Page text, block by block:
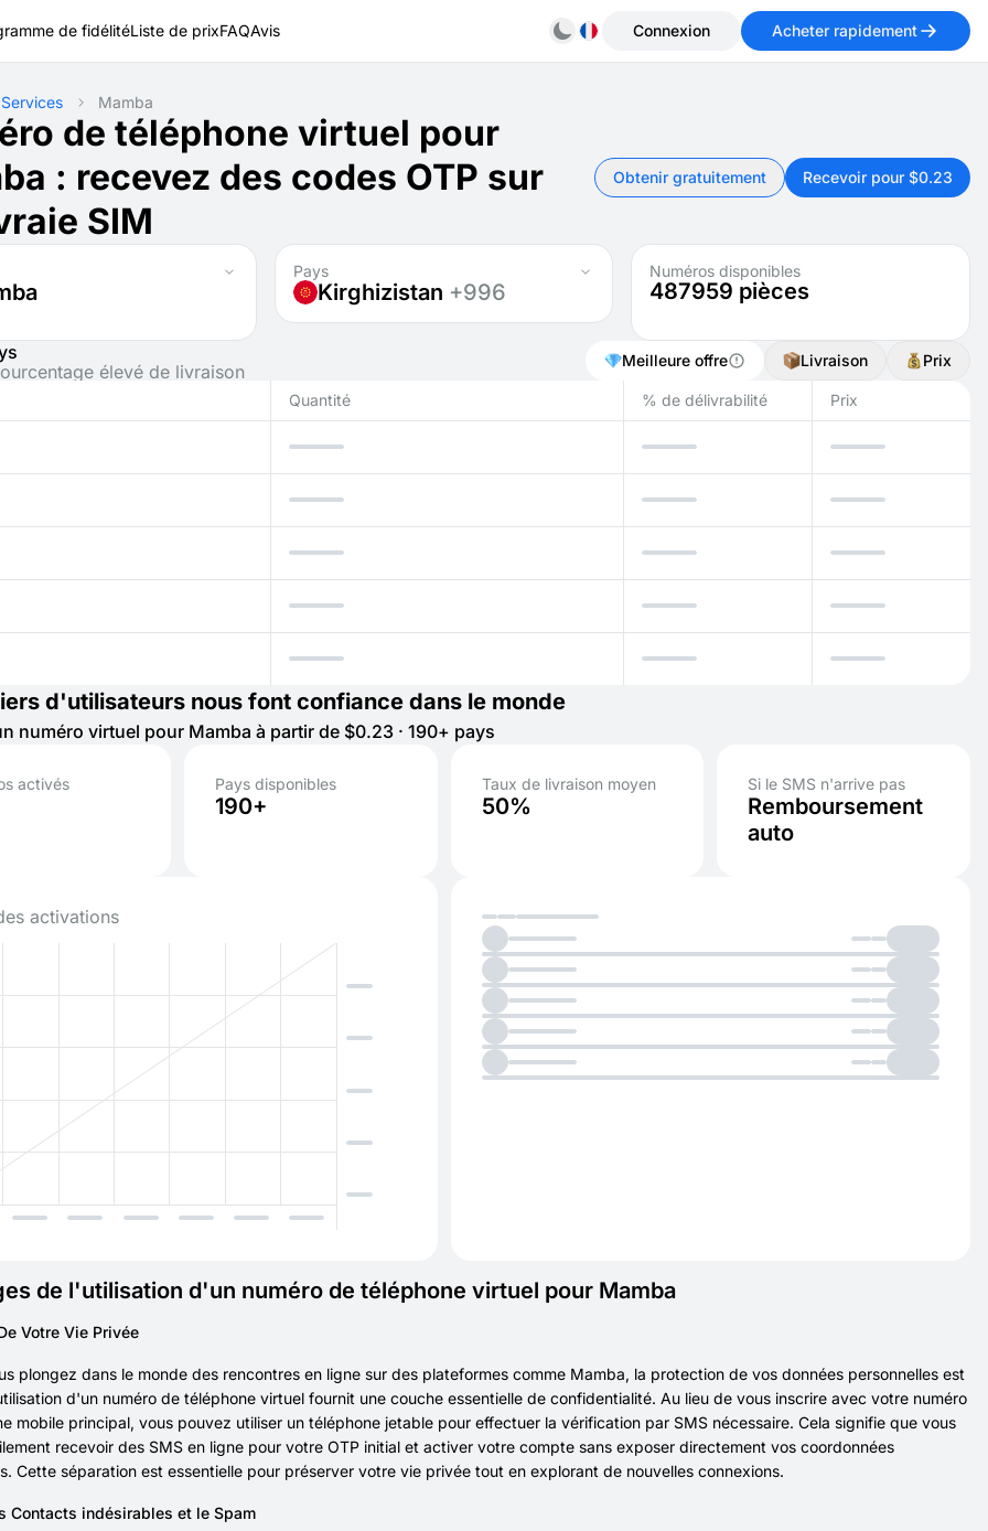
de fidélitéListe de prixFAQAvis Connexion Acheter rapidement
Services Mamba
de téléphone virtuel pour
: recevez des codes OTP sur
SIM
Obtenir gratuitement Recevoir pour $0.23
Pays
Kirghizistan +996
Numéros disponibles
487959 pièces
élevé de livraison
Meilleure offre Livraison Prix
Quantité % de délivrabilité Prix
d'utilisateurs nous font confiance dans le monde
numéro virtuel pour Mamba à partir de $0.23 · 190+ pays
activés Pays disponibles
190+
Taux de livraison moyen
50%
Si le SMS n'arrive pas
Remboursement
auto
activations
de l'utilisation d'un numéro de téléphone virtuel pour Mamba
Votre Vie Privée
plongez dans le monde des rencontres en ligne sur des plateformes comme Mamba, la protection de vos données personnelles est
d'un numéro de téléphone virtuel fournit une couche essentielle de confidentialité. Au lieu de vous inscrire avec votre numéro
mobile principal, vous pouvez utiliser un téléphone jetable pour effectuer la vérification par SMS nécessaire. Cela signifie que vous
recevoir des SMS en ligne pour votre OTP initial et activer votre compte sans exposer directement vos coordonnées
Cette séparation est essentielle pour préserver votre vie privée tout en explorant de nouvelles connexions.
Contacts indésirables et le Spam